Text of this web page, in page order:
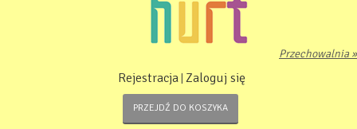
Przechowalnia »
Rejestracja Zaloguj się
PRZEJDŹ DO KOSZYKA